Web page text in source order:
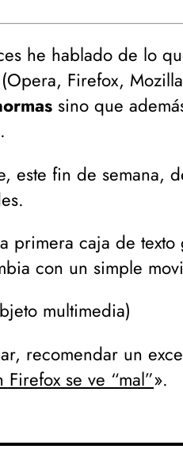
he hablado de lo
Opera, Firefox,
sino que
este fin de semana,
primera caja de texto
con un simple
recomendar un
Firefox se ve “mal”».